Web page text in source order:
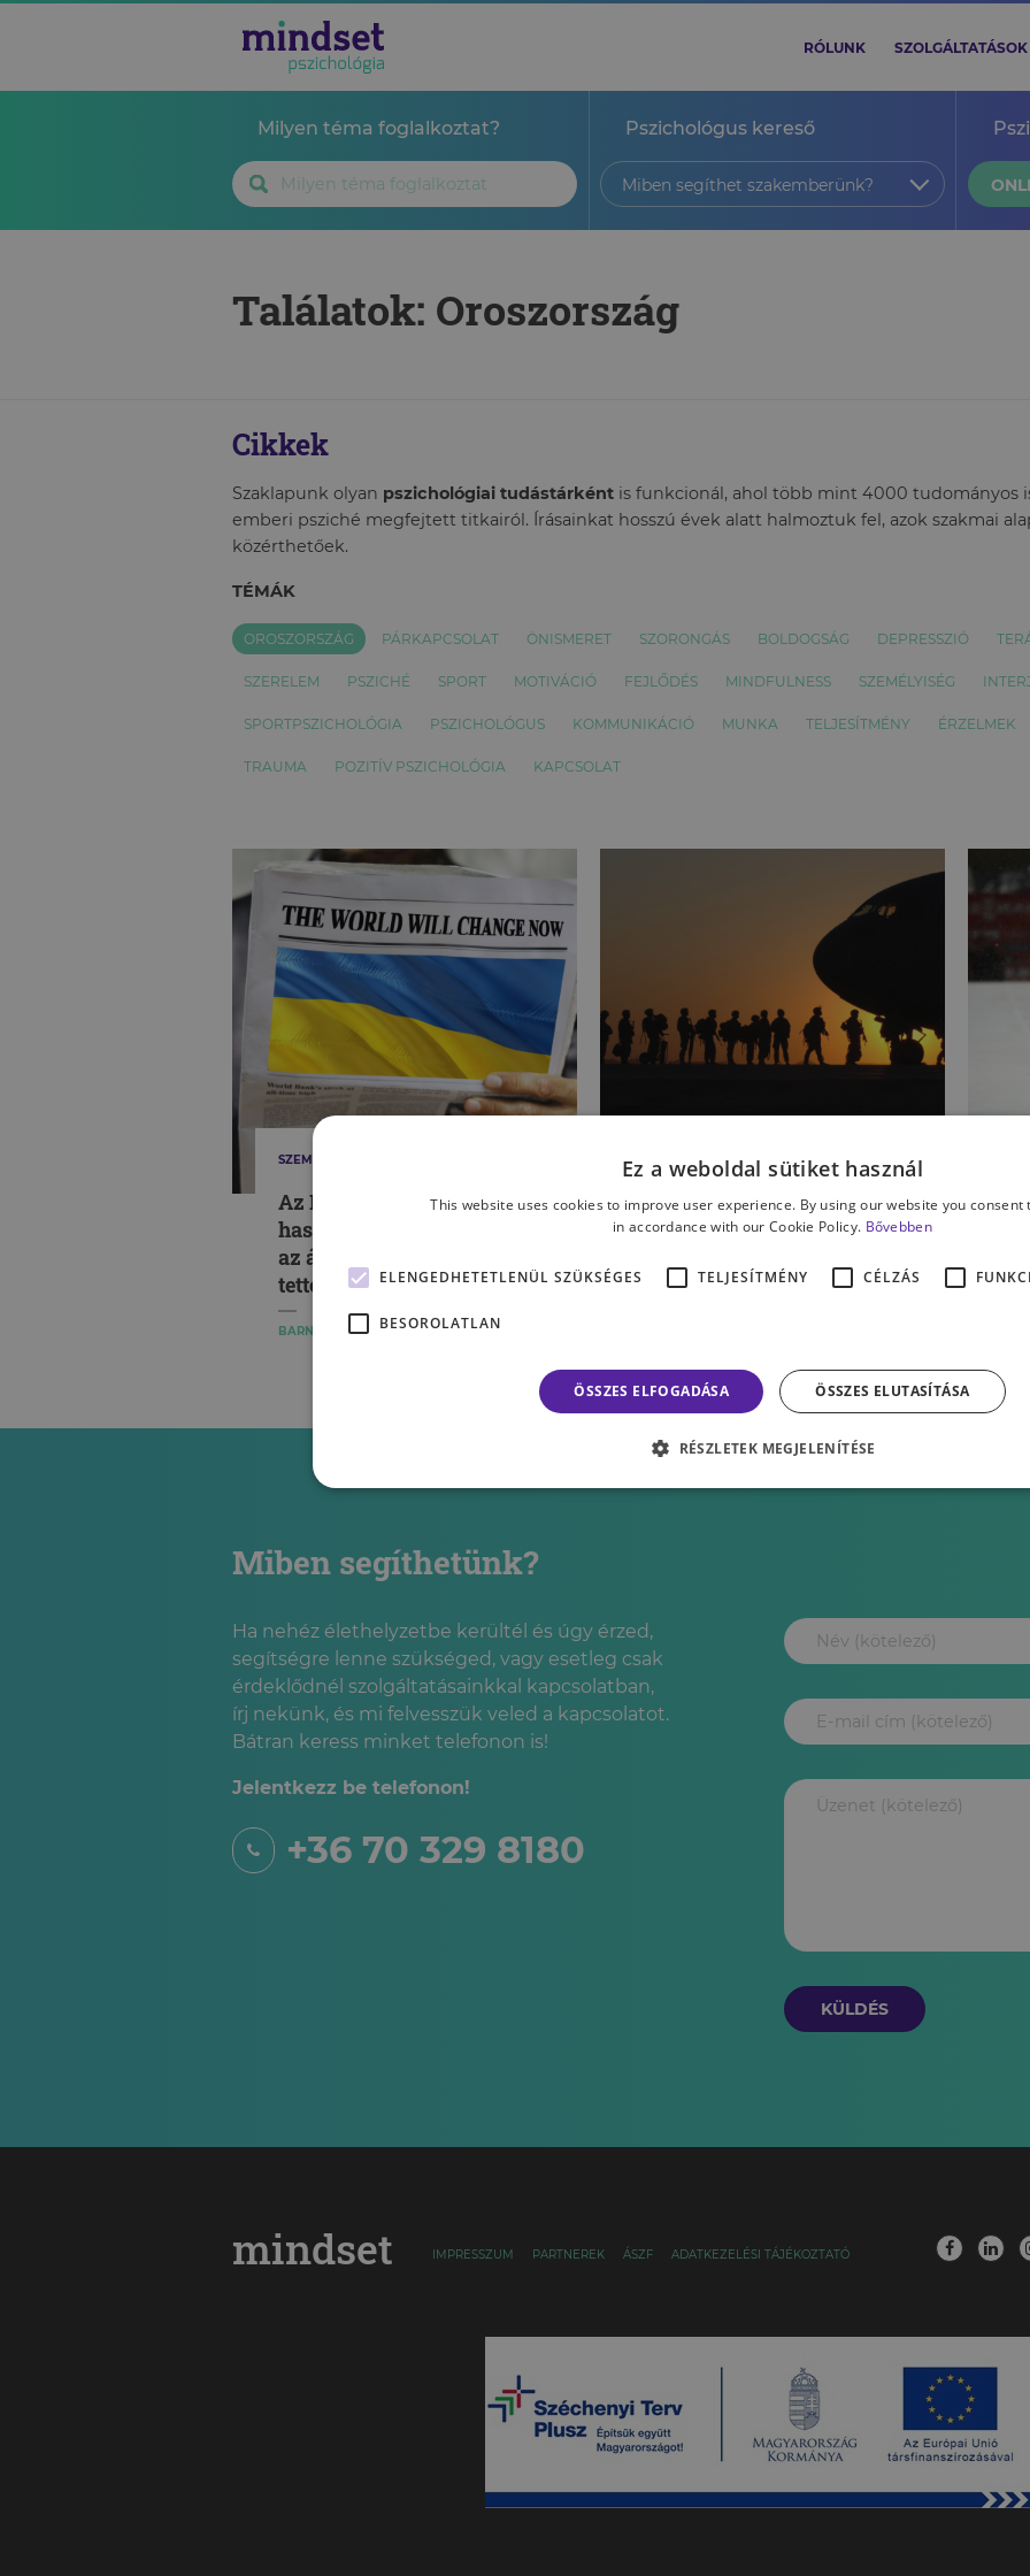
RÓLUNK SZOLGÁLTATÁSOK
Milyen téma foglalkoztat? Pszichológus kereső
Miben segíthet szakemberünk?
Találatok: Oroszország
Cikkek
Szaklapunk olyan pszichológiai tudástárként is funkcionál, ahol több mint 4000 tudományos
emberi psziché megfejtett titkairól. Írásainkat hosszú évek alatt halmoztuk fel, azok szakmai
közérthetőek.
TÉMÁK
OROSZORSZÁG PÁRKAPCSOLAT ÖNISMERET SZORONGÁS BOLDOGSÁG DEPRESSZIÓ
SZERELEM PSZICHÉ SPORT MOTIVÁCIÓ FEJLŐDÉS MINDFULNESS SZEMÉLYISÉG
SPORTPSZICHOLÓGIA PSZICHOLÓGUS KOMMUNIKÁCIÓ MUNKA TELJESÍTMÉNY ÉRZELMEK
TRAUMA POZITÍV PSZICHOLÓGIA KAPCSOLAT
SZEMÉLYISÉG
Az Elnök meséje - hogyan
használja egy agresszor
az áldozati hiedelmeket
tettei igazolására?
BARNA MÁTÉ
ÉLET & PSZICHOLÓGIA
Egy ostrom pszichés
hatásai – helyszíni
Miben segíthetünk?
Ha nehéz élethelyzetbe kerültél és úgy érzed,
segítségre lenne szükséged, vagy esetleg csak
érdeklődnél szolgáltatásainkkal kapcsolatban,
írj nekünk, és mi felvesszük veled a kapcsolatot.
Bátran keress minket telefonon is!
Jelentkezz be telefonon!
+36 70 329 8180
KÜLDÉS
mindset IMPRESSZUM PARTNEREK ÁSZF ADATKEZELÉSI TÁJÉKOZTATÓ
Ez a weboldal sütiket használ
This website uses cookies to improve user experience. By using our website you consent
in accordance with our Cookie Policy. Bővebben
ELENGEDHETETLENÜL SZÜKSÉGES TELJESÍTMÉNY CÉLZÁS
BESOROLATLAN
ÖSSZES ELFOGADÁSA ÖSSZES ELUTASÍTÁSA
RÉSZLETEK MEGJELENÍTÉSE